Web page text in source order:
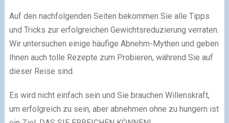
Auf den nachfolgenden Seiten bekommen Sie alle Tipps
und Tricks zur erfolgreichen Gewichtsreduzierung verraten.
Wir untersuchen einige häufige Abnehm-Mythen und geben
Ihnen auch tolle Rezepte zum Probieren, während Sie auf
dieser Reise sind.
Es wird nicht einfach sein und Sie brauchen Willenskraft,
um erfolgreich zu sein, aber abnehmen ohne zu hungern ist